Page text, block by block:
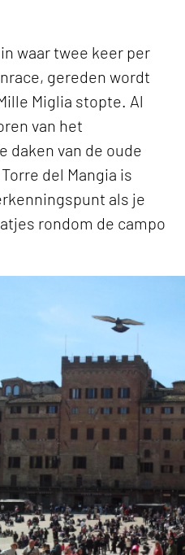
waar twee keer per
gereden wordt
Miglia stopte. Al
van het
daken van de oude
del Mangia is
als je
rondom de campo